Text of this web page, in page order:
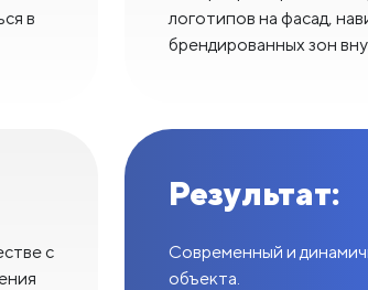
в
логотипов на фасад,
брендированных зон
с
Результат:
Современный и
объекта.